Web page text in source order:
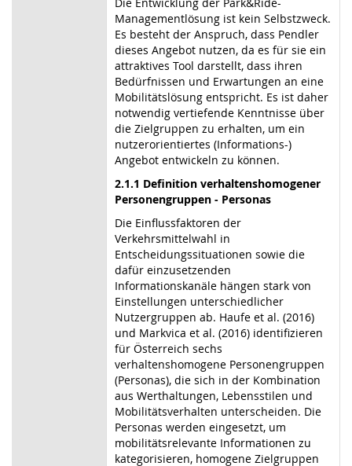
Managementlösung ist kein Selbstzweck.
Es besteht der Anspruch, dass Pendler
dieses Angebot nutzen, da es für sie ein
attraktives Tool darstellt, dass ihren
Bedürfnissen und Erwartungen an eine
Mobilitätslösung entspricht. Es ist daher
notwendig vertiefende Kenntnisse über
die Zielgruppen zu erhalten, um ein
nutzerorientiertes (Informations-)
Angebot entwickeln zu können.
2.1.1 Definition verhaltenshomogener
Personengruppen - Personas
Die Einflussfaktoren der
Verkehrsmittelwahl in
Entscheidungssituationen sowie die
dafür einzusetzenden
Informationskanäle hängen stark von
Einstellungen unterschiedlicher
Nutzergruppen ab. Haufe et al. (2016)
und Markvica et al. (2016) identifizieren
für Österreich sechs
verhaltenshomogene Personengruppen
(Personas), die sich in der Kombination
aus Werthaltungen, Lebensstilen und
Mobilitätsverhalten unterscheiden. Die
Personas werden eingesetzt, um
mobilitätsrelevante Informationen zu
kategorisieren, homogene Zielgruppen